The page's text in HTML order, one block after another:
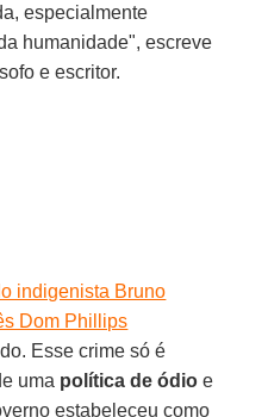
especialmente
humanidade", escreve
e escritor.
indigenista Bruno
Dom Phillips
Esse crime só é
uma política de ódio e
estabeleceu como